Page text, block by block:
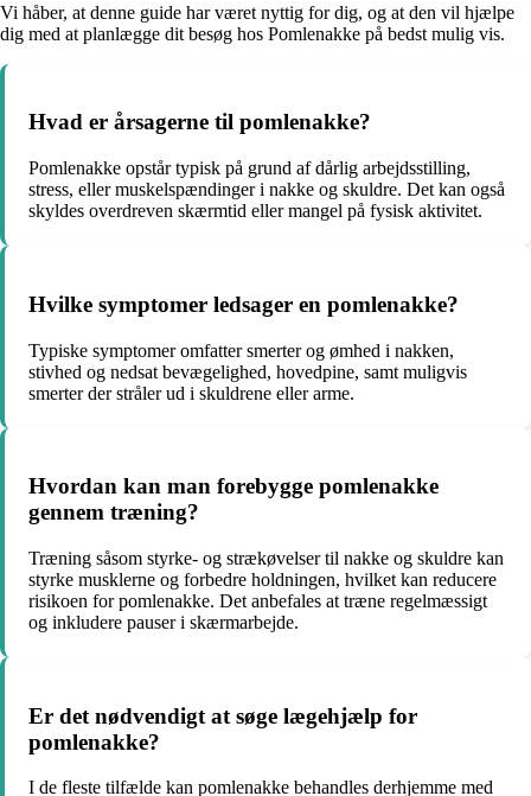
Vi håber, at denne guide har været nyttig for dig, og at den vil hjælpe
dig med at planlægge dit besøg hos Pomlenakke på bedst mulig vis.
Hvad er årsagerne til pomlenakke?
Pomlenakke opstår typisk på grund af dårlig arbejdsstilling,
stress, eller muskelspændinger i nakke og skuldre. Det kan også
skyldes overdreven skærmtid eller mangel på fysisk aktivitet.
Hvilke symptomer ledsager en pomlenakke?
Typiske symptomer omfatter smerter og ømhed i nakken,
stivhed og nedsat bevægelighed, hovedpine, samt muligvis
smerter der stråler ud i skuldrene eller arme.
Hvordan kan man forebygge pomlenakke
gennem træning?
Træning såsom styrke- og strækøvelser til nakke og skuldre kan
styrke musklerne og forbedre holdningen, hvilket kan reducere
risikoen for pomlenakke. Det anbefales at træne regelmæssigt
og inkludere pauser i skærmarbejde.
Er det nødvendigt at søge lægehjælp for
pomlenakke?
I de fleste tilfælde kan pomlenakke behandles derhjemme med